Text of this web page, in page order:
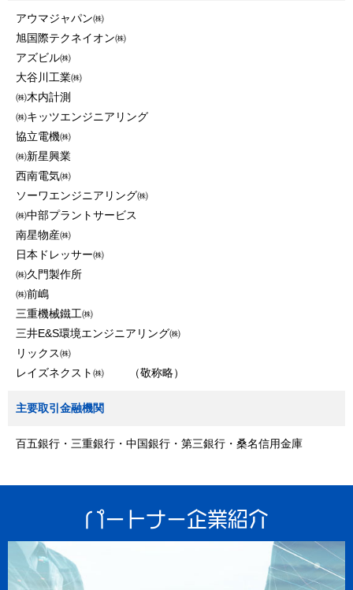
アウマジャパン㈱
旭国際テクネイオン㈱
アズビル㈱
大谷川工業㈱
㈱木内計測
㈱キッツエンジニアリング
協立電機㈱
㈱新星興業
西南電気㈱
ソーワエンジニアリング㈱
㈱中部プラントサービス
南星物産㈱
日本ドレッサー㈱
㈱久門製作所
㈱前嶋
三重機械鐵工㈱
三井E&S環境エンジニアリング㈱
リックス㈱
レイズネクスト㈱ （敬称略）
主要取引金融機関
百五銀行・三重銀行・中国銀行・第三銀行・桑名信用金庫
パートナー企業紹介